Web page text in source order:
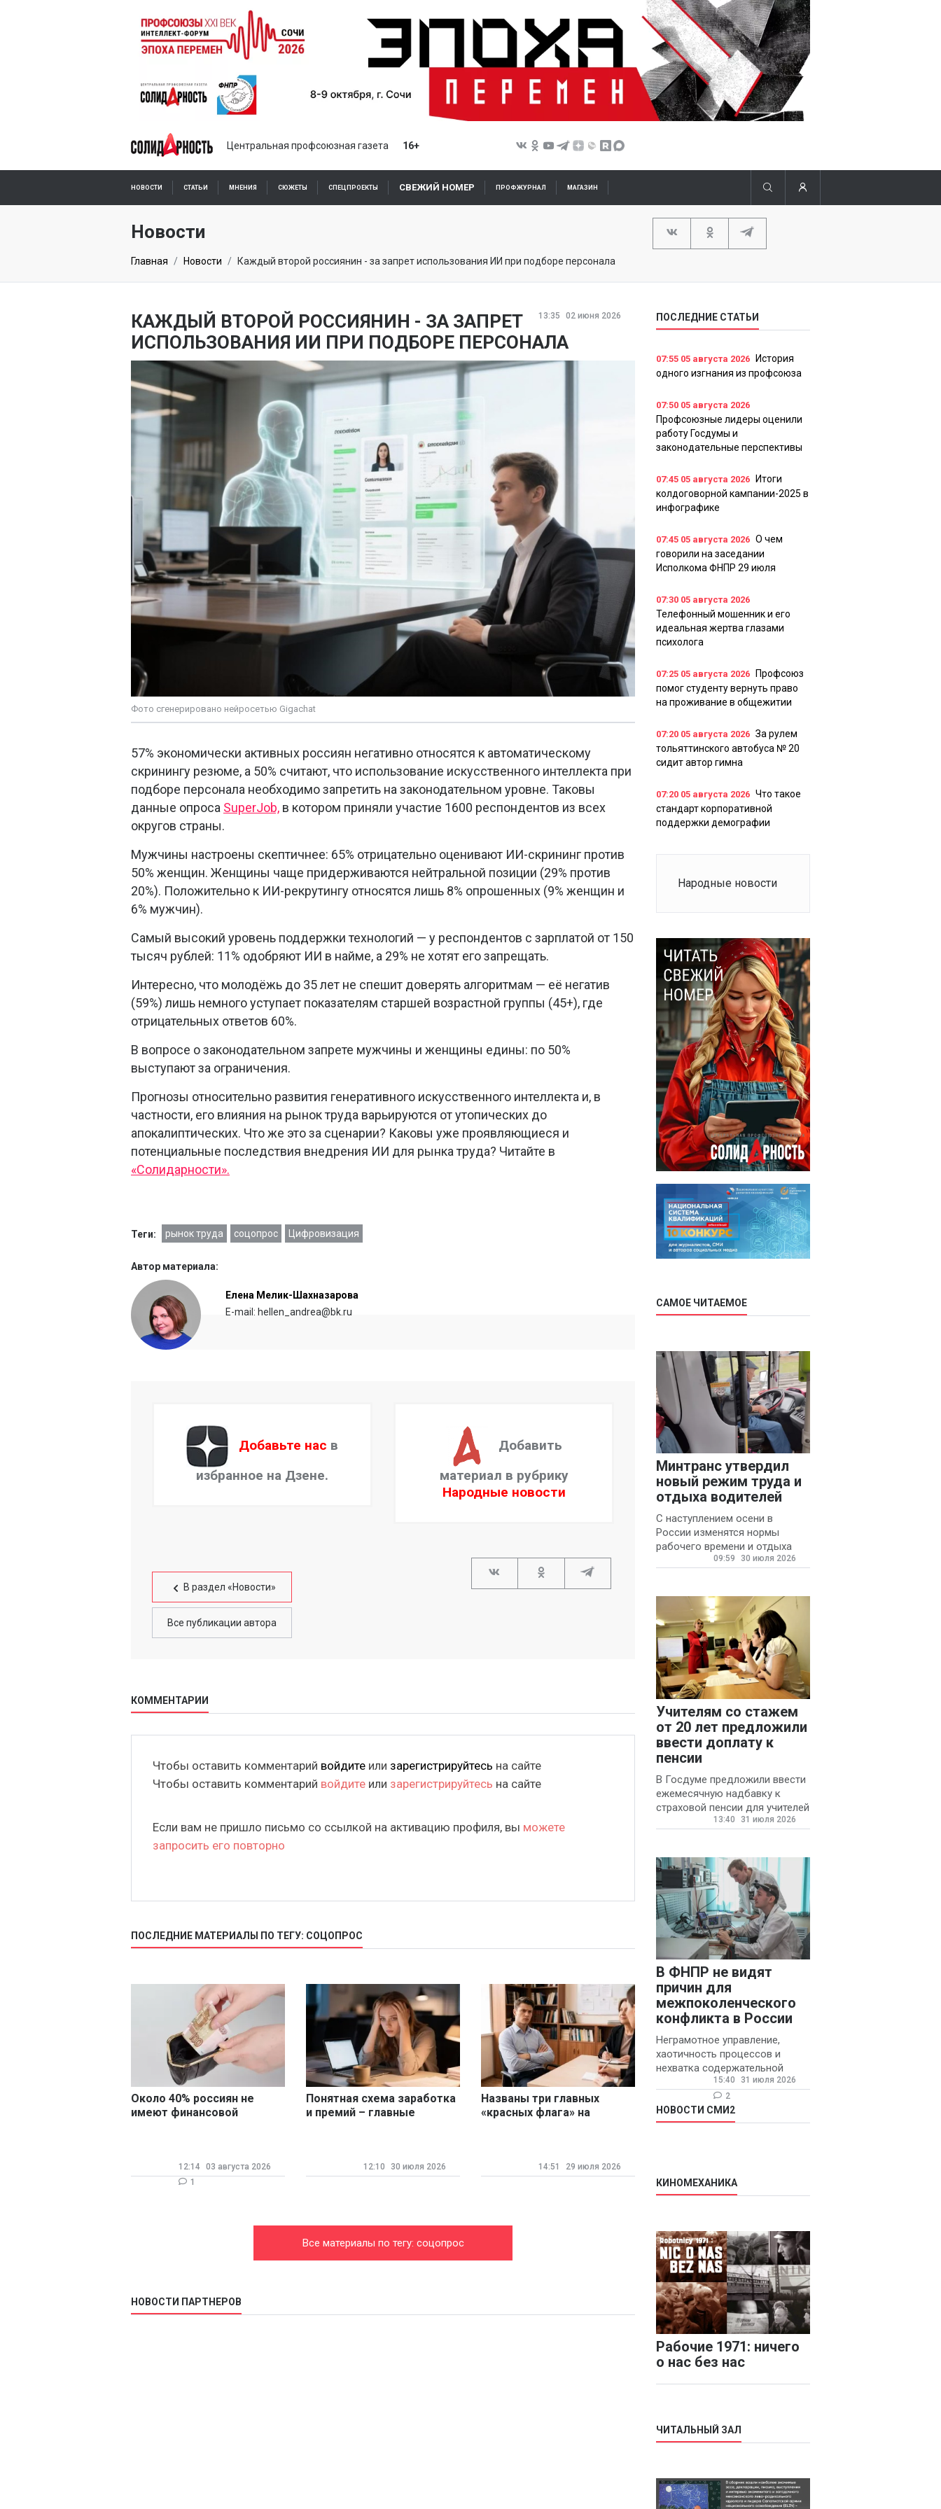
Центральная профсоюзная газета 16+
НОВОСТИ СТАТЬИ МНЕНИЯ СЮЖЕТЫ СПЕЦПРОЕКТЫ СВЕЖИЙ НОМЕР ПРОФЖУРНАЛ МАГАЗИН
ПОДПИСКА ОНЛАЙН
Новости
Главная Новости Каждый второй россиянин - за запрет использования ИИ при подборе персонала
13:35 02 июня 2026
КАЖДЫЙ ВТОРОЙ РОССИЯНИН - ЗА ЗАПРЕТ
ИСПОЛЬЗОВАНИЯ ИИ ПРИ ПОДБОРЕ ПЕРСОНАЛА
Фото сгенерировано нейросетью Gigachat
57% экономически активных россиян негативно относятся к автоматическому
скринингу резюме, а 50% считают, что использование искусственного интеллекта при
подборе персонала необходимо запретить на законодательном уровне. Таковы
данные опроса SuperJob, в котором приняли участие 1600 респондентов из всех
округов страны.
Мужчины настроены скептичнее: 65% отрицательно оценивают ИИ-скрининг против
50% женщин. Женщины чаще придерживаются нейтральной позиции (29% против
20%). Положительно к ИИ-рекрутингу относятся лишь 8% опрошенных (9% женщин и
6% мужчин).
Самый высокий уровень поддержки технологий — у респондентов с зарплатой от 150
тысяч рублей: 11% одобряют ИИ в найме, а 29% не хотят его запрещать.
Интересно, что молодёжь до 35 лет не спешит доверять алгоритмам — её негатив
(59%) лишь немного уступает показателям старшей возрастной группы (45+), где
отрицательных ответов 60%.
В вопросе о законодательном запрете мужчины и женщины едины: по 50%
выступают за ограничения.
Прогнозы относительно развития генеративного искусственного интеллекта и, в
частности, его влияния на рынок труда варьируются от утопических до
апокалиптических. Что же это за сценарии? Каковы уже проявляющиеся и
потенциальные последствия внедрения ИИ для рынка труда? Читайте в
«Солидарности».
Теги: рынок труда соцопрос Цифровизация
Автор материала:
Елена Мелик-Шахназарова
E-mail: hellen_andrea@bk.ru
Добавьте нас в
избранное на Дзене.
Добавить
материал в рубрику
Народные новости
В раздел «Новости»
Все публикации автора
КОММЕНТАРИИ
Чтобы оставить комментарий войдите или зарегистрируйтесь на сайте
Чтобы оставить комментарий войдите или зарегистрируйтесь на сайте
Если вам не пришло письмо со ссылкой на активацию профиля, вы можете
запросить его повторно
ПОСЛЕДНИЕ МАТЕРИАЛЫ ПО ТЕГУ: СОЦОПРОС
Около 40% россиян не
имеют финансовой
12:14
03 августа 2026
1
Понятная схема заработка
и премий – главные
12:10 30 июля 2026
Названы три главных
«красных флага» на
14:51 29 июля 2026
Все материалы по тегу: соцопрос
НОВОСТИ ПАРТНЕРОВ
ПОСЛЕДНИЕ СТАТЬИ
07:55 05 августа 2026
История
одного изгнания из профсоюза
07:50 05 августа 2026
Профсоюзные лидеры оценили
работу Госдумы и
законодательные перспективы
07:45 05 августа 2026
Итоги
колдоговорной кампании-2025 в
инфографике
07:45 05 августа 2026 О чем
говорили на заседании
Исполкома ФНПР 29 июля
07:30 05 августа 2026
Телефонный мошенник и его
идеальная жертва глазами
психолога
07:25 05 августа 2026
Профсоюз
помог студенту вернуть право
на проживание в общежитии
07:20 05 августа 2026 За рулем
тольяттинского автобуса № 20
сидит автор гимна
07:20 05 августа 2026 Что такое
стандарт корпоративной
поддержки демографии
Народные новости
САМОЕ ЧИТАЕМОЕ
Минтранс утвердил
новый режим труда и
отдыха водителей
С наступлением осени в
России изменятся нормы
рабочего времени и отдыха
для автомобилистов.
09:59 30 июля 2026
Учителям со стажем
от 20 лет предложили
ввести доплату к
пенсии
В Госдуме предложили ввести
ежемесячную надбавку к
страховой пенсии для учителей
государственных и
13:40 31 июля 2026
В ФНПР не видят
причин для
межпоколенческого
конфликта в России
Неграмотное управление,
хаотичность процессов и
нехватка содержательной
обратной связи от
руководителя являются
основными причинами
конфликтов и раздражения в
15:40
31 июля 2026
2
НОВОСТИ СМИ2
КИНОМЕХАНИКА
Рабочие 1971: ничего
о нас без нас
ЧИТАЛЬНЫЙ ЗАЛ